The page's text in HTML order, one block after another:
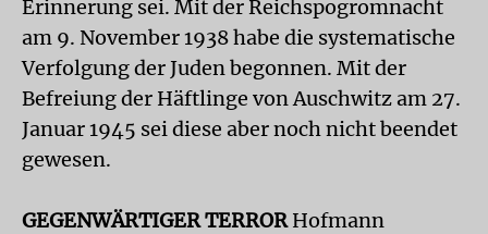
Erinnerung sei. Mit der Reichspogromnacht
am 9. November 1938 habe die systematische
Verfolgung der Juden begonnen. Mit der
Befreiung der Häftlinge von Auschwitz am 27.
Januar 1945 sei diese aber noch nicht beendet
gewesen.
GEGENWÄRTIGER TERRORHofmann